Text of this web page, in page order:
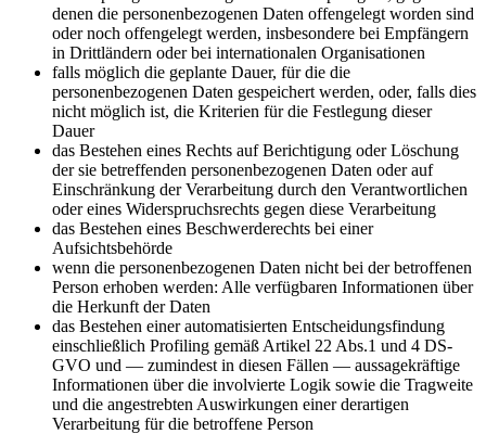
denen die personenbezogenen Daten offengelegt worden sind
oder noch offengelegt werden, insbesondere bei Empfängern
in Drittländern oder bei internationalen Organisationen
falls möglich die geplante Dauer, für die die
personenbezogenen Daten gespeichert werden, oder, falls dies
nicht möglich ist, die Kriterien für die Festlegung dieser
Dauer
das Bestehen eines Rechts auf Berichtigung oder Löschung
der sie betreffenden personenbezogenen Daten oder auf
Einschränkung der Verarbeitung durch den Verantwortlichen
oder eines Widerspruchsrechts gegen diese Verarbeitung
das Bestehen eines Beschwerderechts bei einer
Aufsichtsbehörde
wenn die personenbezogenen Daten nicht bei der betroffenen
Person erhoben werden: Alle verfügbaren Informationen über
die Herkunft der Daten
das Bestehen einer automatisierten Entscheidungsfindung
einschließlich Profiling gemäß Artikel 22 Abs.1 und 4 DS-
GVO und — zumindest in diesen Fällen — aussagekräftige
Informationen über die involvierte Logik sowie die Tragweite
und die angestrebten Auswirkungen einer derartigen
Verarbeitung für die betroffene Person